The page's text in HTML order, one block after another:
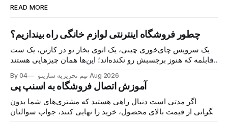
READ MORE
چطور فروشگاه اینترنتی لوازم خانگی راه بیندازیم؟
یک سرویس چای‌خوری چینی، یک اتوی بخار نو در کارتن، یک ست
قابلمه که هنوز برچسبش رو نکنده‌اند؛ این‌ها همان چیزهایی هستند
می‌شوند و خریدار پیدا می‌کنند. اما نکته اصلی این نیست
By تیم تحریریه سازیتو 04 Aug 2026
آموزش اتصال فروشگاه به اسنپ پی
اگر مدتی است دنبال راهی هستید که مشتری‌های شما بدون
نگرانی از قیمت بالای محصول، خرید را نهایی کنند، جواب سوالتان